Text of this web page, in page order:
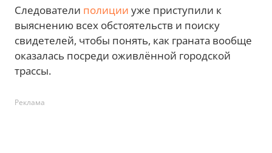
Следователи полиции уже приступили к
выяснению всех обстоятельств и поиску
свидетелей, чтобы понять, как граната вообще
оказалась посреди оживлённой городской
трассы.
Реклама